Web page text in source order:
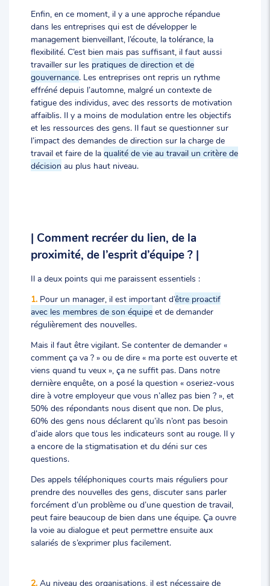
Enfin, en ce moment, il y a une approche répandue
dans les entreprises qui est de développer le
management bienveillant, l’écoute, la tolérance, la
flexibilité. C’est bien mais pas suffisant, il faut aussi
travailler sur les pratiques de direction et de
gouvernance. Les entreprises ont repris un rythme
effréné depuis l’automne, malgré un contexte de
fatigue des individus, avec des ressorts de motivation
affaiblis. Il y a moins de modulation entre les objectifs
et les ressources des gens. Il faut se questionner sur
l’impact des demandes de direction sur la charge de
travail et faire de la qualité de vie au travail un critère de
décision au plus haut niveau.
| Comment recréer du lien, de la
proximité, de l’esprit d’équipe ? |
Il a deux points qui me paraissent essentiels :
1. Pour un manager, il est important d’être proactif
avec les membres de son équipeet de demander
régulièrement des nouvelles.
Mais il faut être vigilant. Se contenter de demander «
comment ça va ? » ou de dire « ma porte est ouverte et
viens quand tu veux », ça ne suffit pas. Dans notre
dernière enquête, on a posé la question « oseriez-vous
dire à votre employeur que vous n’allez pas bien ? », et
50% des répondants nous disent que non. De plus,
60% des gens nous déclarent qu’ils n’ont pas besoin
d’aide alors que tous les indicateurs sont au rouge. Il y
a encore de la stigmatisation et du déni sur ces
questions.
Des appels téléphoniques courts mais réguliers pour
prendre des nouvelles des gens, discuter sans parler
forcément d’un problème ou d’une question de travail,
peut faire beaucoup de bien dans une équipe. Ça ouvre
la voie au dialogue et peut permettre ensuite aux
salariés de s’exprimer plus facilement.
2.Au niveau des organisations, il est nécessaire de